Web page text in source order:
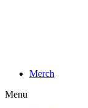
Merch
Menu